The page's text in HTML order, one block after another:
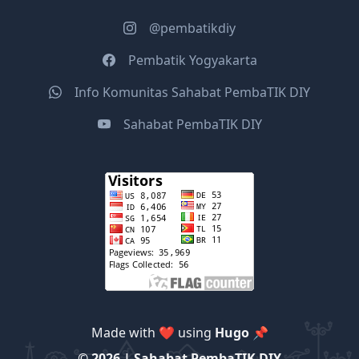
@pembatikdiy
Pembatik Yogyakarta
Info Komunitas Sahabat PembaTIK DIY
Sahabat PembaTIK DIY
Made with ❤️ using Hugo 📌